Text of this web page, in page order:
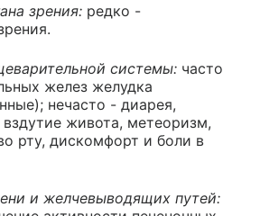
зрения: редко -
системы: часто
желез желудка
нечасто - диарея,
живота, метеоризм,
рту, дискомфорт и боли в
и желчевыводящих путей: